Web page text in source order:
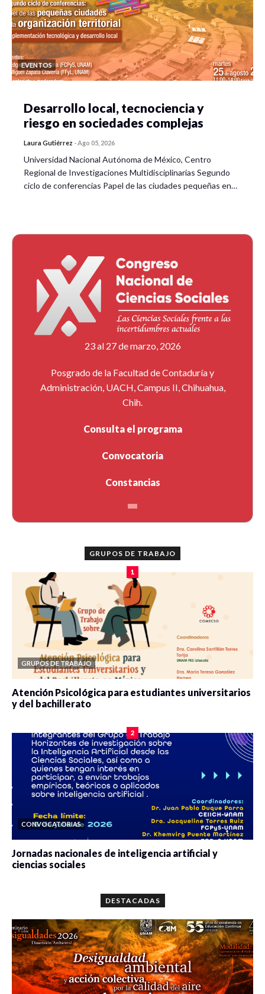
EVENTOS
Desarrollo local, tecnociencia y
riesgo en sociedades complejas
Laura Gutiérrez -Ago 05, 2026
Universidad Nacional Autónoma de México, Centro
Regional de Investigaciones Multidisciplinarias Segundo
ciclo de conferencias Papel de las ciudades pequeñas en…
23 al 27 de marzo, 2026
Posgrado de la Facultad de Contaduría y
Administración, UACH, Campus II, Chihuahua,
Chih.
Consulta el programa
Convocatoria
Constancias
GRUPOS DE TRABAJO
1
GRUPOS DE TRABAJO
Atención Psicológica para estudiantes universitarios
y del bachillerato
2
CONVOCATORIAS
Jornadas nacionales de inteligencia artificial y
ciencias sociales
DESTACADAS